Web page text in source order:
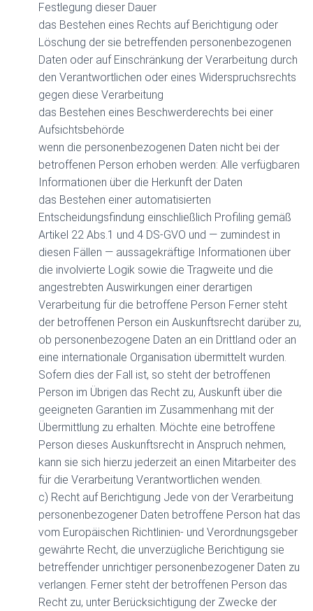
Festlegung dieser Dauer
das Bestehen eines Rechts auf Berichtigung oder
Löschung der sie betreffenden personenbezogenen
Daten oder auf Einschränkung der Verarbeitung durch
den Verantwortlichen oder eines Widerspruchsrechts
gegen diese Verarbeitung
das Bestehen eines Beschwerderechts bei einer
Aufsichtsbehörde
wenn die personenbezogenen Daten nicht bei der
betroffenen Person erhoben werden: Alle verfügbaren
Informationen über die Herkunft der Daten
das Bestehen einer automatisierten
Entscheidungsfindung einschließlich Profiling gemäß
Artikel 22 Abs.1 und 4 DS-GVO und — zumindest in
diesen Fällen — aussagekräftige Informationen über
die involvierte Logik sowie die Tragweite und die
angestrebten Auswirkungen einer derartigen
Verarbeitung für die betroffene Person Ferner steht
der betroffenen Person ein Auskunftsrecht darüber zu,
ob personenbezogene Daten an ein Drittland oder an
eine internationale Organisation übermittelt wurden.
Sofern dies der Fall ist, so steht der betroffenen
Person im Übrigen das Recht zu, Auskunft über die
geeigneten Garantien im Zusammenhang mit der
Übermittlung zu erhalten. Möchte eine betroffene
Person dieses Auskunftsrecht in Anspruch nehmen,
kann sie sich hierzu jederzeit an einen Mitarbeiter des
für die Verarbeitung Verantwortlichen wenden.
c) Recht auf Berichtigung Jede von der Verarbeitung
personenbezogener Daten betroffene Person hat das
vom Europäischen Richtlinien- und Verordnungsgeber
gewährte Recht, die unverzügliche Berichtigung sie
betreffender unrichtiger personenbezogener Daten zu
verlangen. Ferner steht der betroffenen Person das
Recht zu, unter Berücksichtigung der Zwecke der